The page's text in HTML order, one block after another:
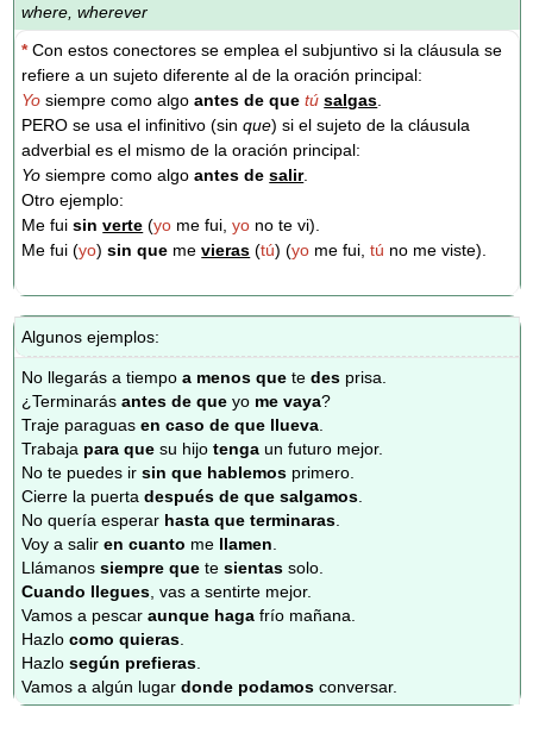
where, wherever
*Con estos conectores se emplea el subjuntivo si la cláusula se
refiere a un sujeto diferente al de la oración principal:
Yo siempre como algoantes de quetú salgas
PERO se usa el infinitivo (sinque) si el sujeto de la cláusula
adverbial es el mismo de la oración principal:
Yo siempre como algoantes de salir.
Otro ejemplo:
Me fuisinverte (yo me fui,yo no te vi).
Me fui (yo)sin que mevieras (tú) (yo me fui,tú no me viste).
Algunos ejemplos:
No llegarás a tiempoa menos que tedes prisa.
¿Terminarásantes de que yo me vaya?
Traje paraguasen caso de que llueva
Trabaja para que su hijotenga un futuro mejor.
No te puedes irsin que hablemos primero.
Cierre la puertadespués de que salgamos
No quería esperar hasta que terminaras
Voy a saliren cuanto me llamen
Llámanos siempre quete sientassolo.
Cuando llegues , vas a sentirte mejor.
Vamos a pescaraunque haga frío mañana.
Hazlocomo quieras
Hazlosegún prefieras
Vamos a algún lugardonde podamos conversar.